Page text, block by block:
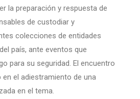
la preparación y respuesta de
de custodiar y
colecciones de entidades
país, ante eventos que
para su seguridad. El encuentro
el adiestramiento de una
en el tema.